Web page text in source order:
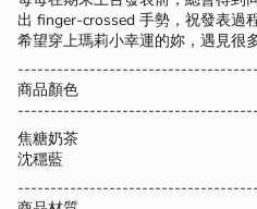
"multiples_of"=>"Increments
of
{{
quantity
}}",
"minimum_of"=>"Minimum
of
{{
quantity
出 finger-crossed 手勢，祝發表過
希望穿上瑪莉小幸運的妳，遇見很
商品顏色
焦糖奶茶
沈穩藍